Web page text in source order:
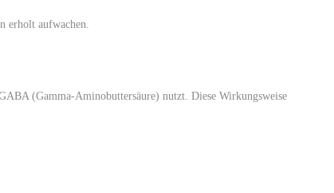
erholt aufwachen.
(Gamma-Aminobuttersäure) nutzt. Diese Wirkungsweise